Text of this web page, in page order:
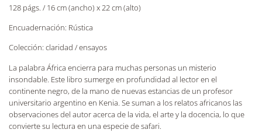
128 págs. / 16 cm (ancho) x 22 cm (alto)
Encuadernación: Rústica
Colección: claridad / ensayos
La palabra África encierra para muchas personas un misterio
insondable. Este libro sumerge en profundidad al lector en el
continente negro, de la mano de nuevas estancias de un profesor
universitario argentino en Kenia. Se suman a los relatos africanos las
observaciones del autor acerca de la vida, el arte y la docencia, lo que
convierte su lectura en una especie de safari.